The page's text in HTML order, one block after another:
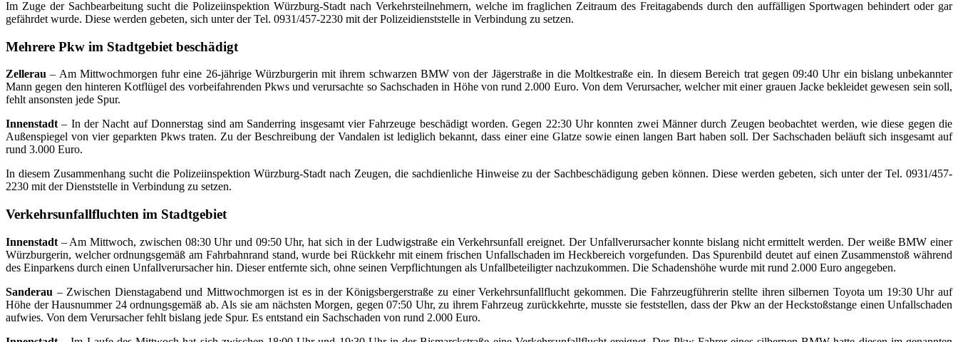
Im Zuge der Sachbearbeitung sucht die Polizeiinspektion Würzburg-Stadt nach Verkehrsteilnehmern, welche im fraglichen Zeitraum des Freitagabends durch den auffälligen Sportwagen behindert oder gar
gefährdet wurde. Diese werden gebeten, sich unter der Tel. 0931/457-2230 mit der Polizeidienststelle in Verbindung zu setzen.
Mehrere Pkw im Stadtgebiet beschädigt
Zellerau – Am Mittwochmorgen fuhr eine 26-jährige Würzburgerin mit ihrem schwarzen BMW von der Jägerstraße in die Moltkestraße ein. In diesem Bereich trat gegen 09:40 Uhr ein bislang unbekannter
Mann gegen den hinteren Kotflügel des vorbeifahrenden Pkws und verursachte so Sachschaden in Höhe von rund 2.000 Euro. Von dem Verursacher, welcher mit einer grauen Jacke bekleidet gewesen sein soll,
fehlt ansonsten jede Spur.
Innenstadt – In der Nacht auf Donnerstag sind am Sanderring insgesamt vier Fahrzeuge beschädigt worden. Gegen 22:30 Uhr konnten zwei Männer durch Zeugen beobachtet werden, wie diese gegen die
Außenspiegel von vier geparkten Pkws traten. Zu der Beschreibung der Vandalen ist lediglich bekannt, dass einer eine Glatze sowie einen langen Bart haben soll. Der Sachschaden beläuft sich insgesamt auf
rund 3.000 Euro.
In diesem Zusammenhang sucht die Polizeiinspektion Würzburg-Stadt nach Zeugen, die sachdienliche Hinweise zu der Sachbeschädigung geben können. Diese werden gebeten, sich unter der Tel. 0931/457-
2230 mit der Dienststelle in Verbindung zu setzen.
Verkehrsunfallfluchten im Stadtgebiet
Innenstadt – Am Mittwoch, zwischen 08:30 Uhr und 09:50 Uhr, hat sich in der Ludwigstraße ein Verkehrsunfall ereignet. Der Unfallverursacher konnte bislang nicht ermittelt werden. Der weiße BMW einer
Würzburgerin, welcher ordnungsgemäß am Fahrbahnrand stand, wurde bei Rückkehr mit einem frischen Unfallschaden im Heckbereich vorgefunden. Das Spurenbild deutet auf einen Zusammenstoß während
des Einparkens durch einen Unfallverursacher hin. Dieser entfernte sich, ohne seinen Verpflichtungen als Unfallbeteiligter nachzukommen. Die Schadenshöhe wurde mit rund 2.000 Euro angegeben.
Sanderau – Zwischen Dienstagabend und Mittwochmorgen ist es in der Königsbergerstraße zu einer Verkehrsunfallflucht gekommen. Die Fahrzeugführerin stellte ihren silbernen Toyota um 19:30 Uhr auf
Höhe der Hausnummer 24 ordnungsgemäß ab. Als sie am nächsten Morgen, gegen 07:50 Uhr, zu ihrem Fahrzeug zurückkehrte, musste sie feststellen, dass der Pkw an der Heckstoßstange einen Unfallschaden
aufwies. Von dem Verursacher fehlt bislang jede Spur. Es entstand ein Sachschaden von rund 2.000 Euro.